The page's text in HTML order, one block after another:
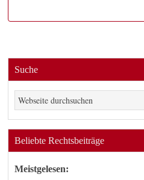
Suche
Beliebte Rechtsbeiträge
Meistgelesen: